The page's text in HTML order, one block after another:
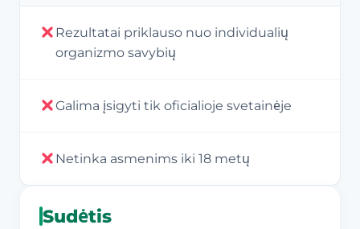
Rezultatai priklauso nuo individualių
organizmo savybių
Galima įsigyti tik oficialioje svetainėje
Netinka asmenims iki 18 metų
Sudėtis